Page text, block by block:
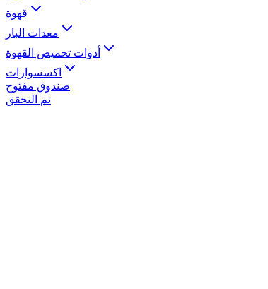
قهوة
معدات البار
أدوات تحميص القهوة
اكسسوارات
صندوق مفتوح
تم التحقق